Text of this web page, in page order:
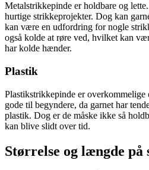
Metalstrikkepinde er holdbare og
hurtige strikkeprojekter. Dog kan
kan være en udfordring for nogle
også kolde at røre ved, hvilket kan
har kolde hænder.
Plastik
Plastikstrikkepinde er overkommelige
gode til begyndere, da garnet har
plastik. Dog er de måske ikke så
kan blive slidt over tid.
Størrelse og længde